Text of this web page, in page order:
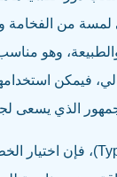
لمسة من الفخامة
وهو
فيمكن
الذي يسعى